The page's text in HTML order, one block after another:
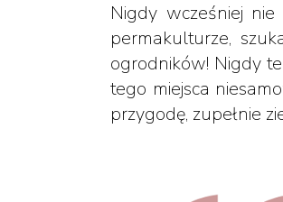
Nigdy wcześniej
permakulturze,
ogrodników! Nigdy
tego miejsca
przygodę, zupełnie